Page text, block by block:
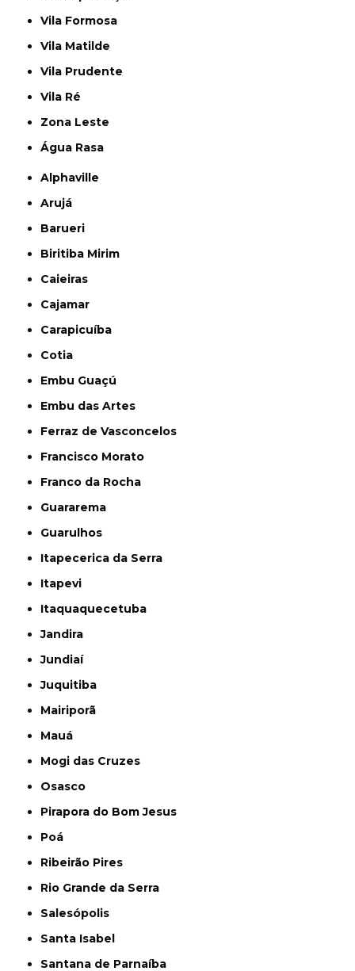
Vila Formosa
Vila Matilde
Vila Prudente
Vila Ré
Zona Leste
Água Rasa
Alphaville
Arujá
Barueri
Biritiba Mirim
Caieiras
Cajamar
Carapicuíba
Cotia
Embu Guaçú
Embu das Artes
Ferraz de Vasconcelos
Francisco Morato
Franco da Rocha
Guararema
Guarulhos
Itapecerica da Serra
Itapevi
Itaquaquecetuba
Jandira
Jundiaí
Juquitiba
Mairiporã
Mauá
Mogi das Cruzes
Osasco
Pirapora do Bom Jesus
Poá
Ribeirão Pires
Rio Grande da Serra
Salesópolis
Santa Isabel
Santana de Parnaíba